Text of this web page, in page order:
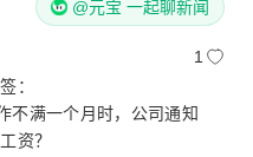
@元宝 一起聊新闻
1
：
不满一个月时，公司通知
资？